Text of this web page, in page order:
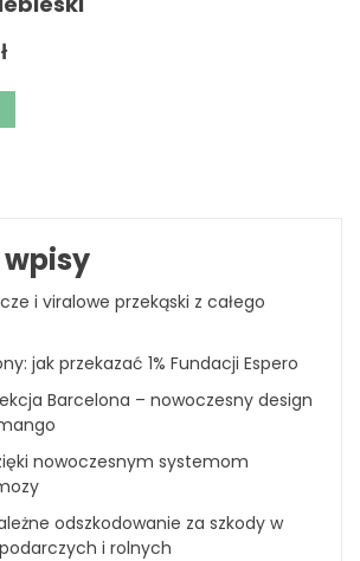
i viralowe przekąski z całego
jak przekazać 1% Fundacji Espero
Barcelona – nowoczesny design
nowoczesnym systemom
odszkodowanie za szkody w
i rolnych